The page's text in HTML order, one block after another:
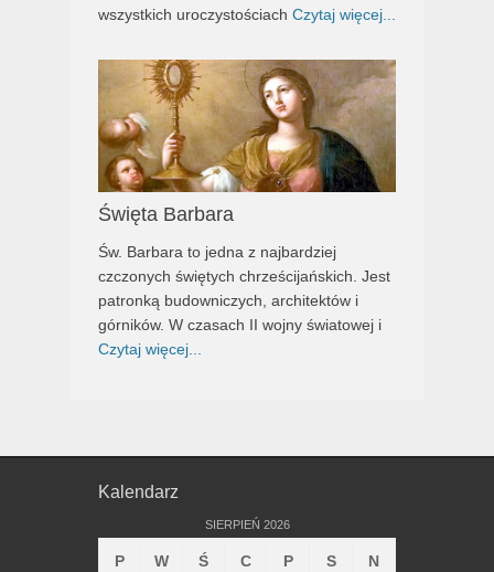
wszystkich uroczystościach Czytaj więcej...
Święta Barbara
Św. Barbara to jedna z najbardziej
czczonych świętych chrześcijańskich. Jest
patronką budowniczych, architektów i
górników. W czasach II wojny światowej i
Czytaj więcej...
Kalendarz
SIERPIEŃ 2026
P W Ś C P S N